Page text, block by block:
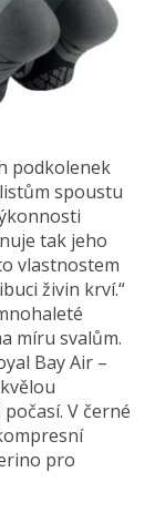
podkolenek
spoustu
tak jeho
vlastnostem
živin krví.“
míru svalům.
Bay Air –
V černé
pro